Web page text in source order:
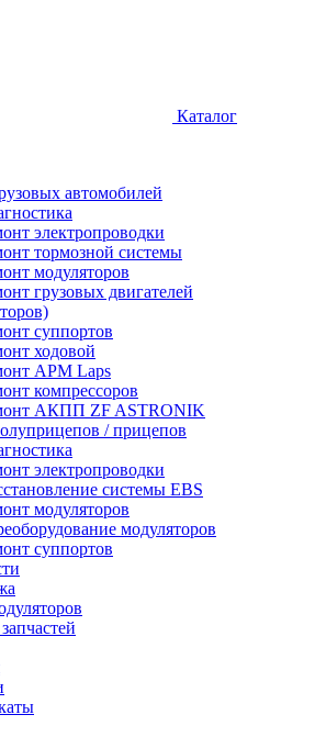
Каталог
автомобилей
электропроводки
тормозной системы
модуляторов
грузовых двигателей
суппортов
ходовой
APM Laps
компрессоров
АКПП ZF ASTRONIK
/ прицепов
электропроводки
системы EBS
модуляторов
модуляторов
суппортов